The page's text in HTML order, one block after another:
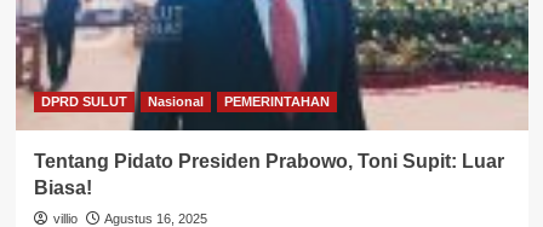
DPRD SULUT Nasional PEMERINTAHAN
Tentang Pidato Presiden Prabowo, Toni Supit: Luar
Biasa!
villio Agustus 16, 2025